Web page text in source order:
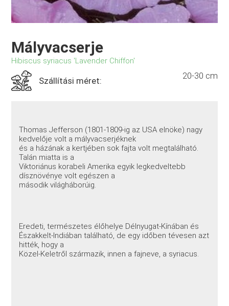
Mályvacserje
Hibiscus syriacus 'Lavender Chiffon'
Szállítási méret: 20-30 cm
Thomas Jefferson (1801-1809-ig az USA elnöke) nagy
kedvelője volt a mályvacserjéknek
és a házának a kertjében sok fajta volt megtalálható.
Talán miatta is a
Viktoriánus korabeli Amerika egyik legkedveltebb
dísznövénye volt egészen a
második világháborúig.
Eredeti, természetes élőhelye Délnyugat-Kínában és
Északkelt-Indiában található, de egy időben tévesen azt
hitték, hogy a
Közel-Keletről származik, innen a fajneve, a syriacus.